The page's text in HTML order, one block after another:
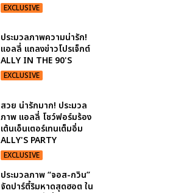
EXCLUSIVE
ประมวลภาพความน่ารัก!
แอลลี่ แถลงข่าวโปรเจ็กต์
ALLY IN THE 90'S
EXCLUSIVE
สวย น่ารักมาก! ประมวล
ภาพ แอลลี่ โชว์ฟอร์มร้อง
เต้นเอ็นเตอร์เทนเต็มอิ่ม
ALLY'S PARTY
EXCLUSIVE
ประมวลภาพ “จอส-กวิน”
จัดปาร์ตี้ริมหาดสุดฮอต ใน